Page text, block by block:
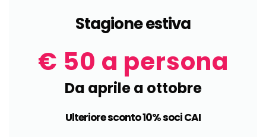
Stagione estiva
€ 50 a persona
Da aprile a ottobre
Ulteriore sconto 10% soci CAI